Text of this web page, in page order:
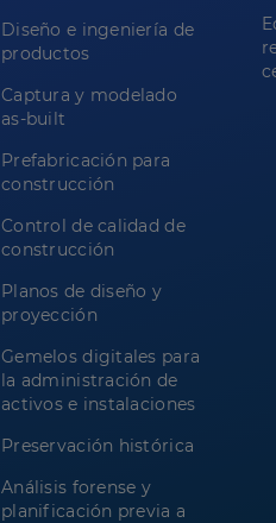
Diseño e ingeniería de
productos
Captura y modelado
as-built
Prefabricación para
construcción
Control de calidad de
construcción
Planos de diseño y
proyección
Gemelos digitales para
la administración de
activos e instalaciones
Preservación histórica
Análisis forense y
planificación previa a